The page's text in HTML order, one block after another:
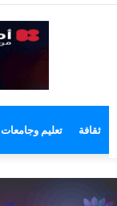
ثقافة تعليم وجامعات